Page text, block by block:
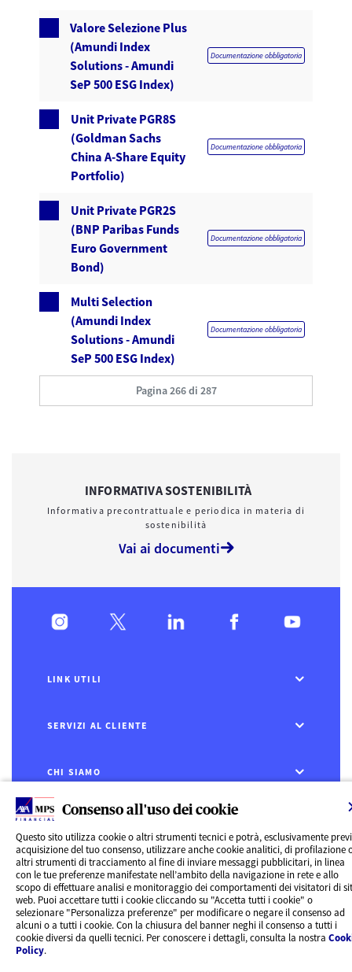
Consenso all'uso dei cookie
Questo sito utilizza cookie o altri strumenti tecnici e potrà, esclusivamente
acquisizione del tuo consenso, utilizzare anche cookie analitici, di profilazione
altri strumenti di tracciamento al fine di inviare messaggi pubblicitari, in linea
con le tue preferenze manifestate nell’ambito della navigazione in rete e allo
scopo di effettuare analisi e monitoraggio dei comportamenti dei visitatori di
web. Puoi accettare tutti i cookie cliccando su "Accetta tutti i cookie" o
selezionare "Personalizza preferenze" per modificare o negare il consenso ad
alcuni o a tutti i cookie. Con la chiusura del banner neghi il consenso a tutti i
cookie diversi da quelli tecnici. Per conoscere i dettagli, consulta la nostra
Policy.
Valore Selezione Plus
(Amundi Index
Solutions - Amundi
SeP 500 ESG Index)
Documentazione obbligatoria
Unit Private PGR8S
(Goldman Sachs
China A-Share Equity
Portfolio)
Documentazione obbligatoria
Unit Private PGR2S
(BNP Paribas Funds
Euro Government
Bond)
Documentazione obbligatoria
Multi Selection
(Amundi Index
Solutions - Amundi
SeP 500 ESG Index)
Documentazione obbligatoria
Pagina 266 di 287
INFORMATIVA SOSTENIBILITÀ
Informativa precontrattuale e periodica in materia di
sostenibilità
Vai ai documenti
LINK UTILI
SERVIZI AL CLIENTE
CHI SIAMO
CONTATTI
Privacy
Rivedi le tue scelte sui Cookie
Cookie Policy
Informazioni legali
AXA MPS Financial DAC - VAT Number IE8293822E